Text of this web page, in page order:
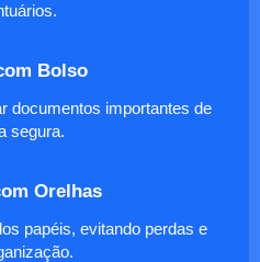
Bolso
documentos importantes de
segura.
Orelhas
papéis, evitando perdas e